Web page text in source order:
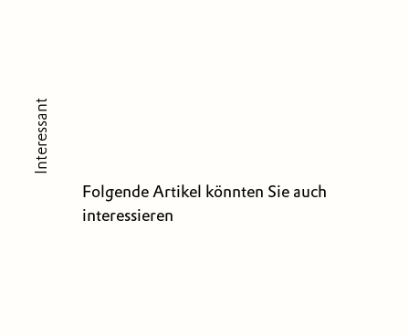
Interessant
Folgende Artikel könnten Sie auch
interessieren